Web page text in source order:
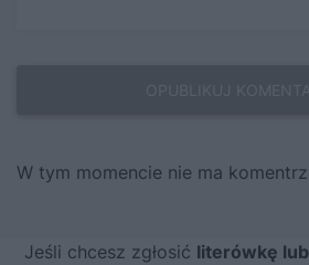
W tym momencie nie ma
Jeśli chcesz zgłosić literówkę